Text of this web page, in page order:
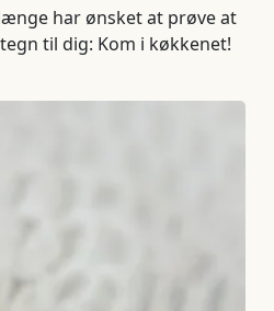
har ønsket at prøve at
til dig: Kom i køkkenet!